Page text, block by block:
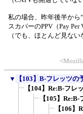
私の場合、昨年後半から
スカパーのPPV（Pay
（でも、ほとんど見ない
▼ 【103】B-フレッツの
【104】Re:B-フレ
【105】
【106】